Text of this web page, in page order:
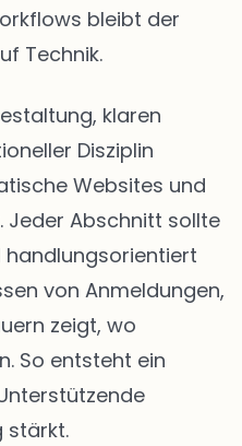
bleibt der
Technik.
klaren
Disziplin
Websites und
Jeder Abschnitt sollte
von Anmeldungen,
zeigt, wo
So entsteht ein
stärkt.